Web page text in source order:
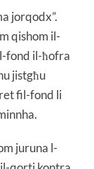
jorqodx”.
qishom il-
fond il-ħofra
jistgħu
fil-fond li
juruna l-